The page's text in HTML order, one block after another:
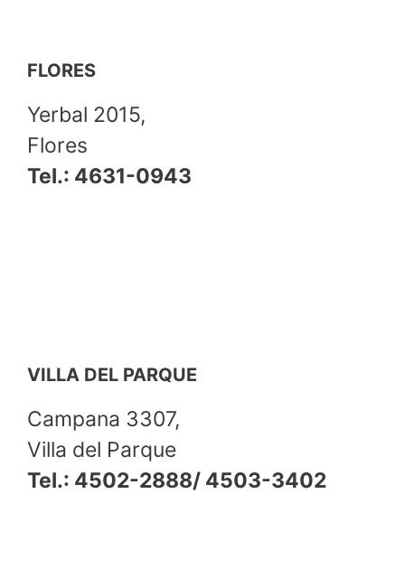
FLORES
Yerbal 2015,
Flores
Tel.: 4631-0943
VILLA DEL PARQUE
Campana 3307,
Villa del Parque
Tel.: 4502-2888/ 4503-3402